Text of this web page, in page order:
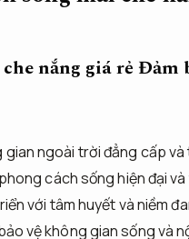
nắng giá rẻ Đảm
ngoài trời đẳng cấp
cách sống hiện đại
với tâm huyết và niềm
vệ không gian sống và